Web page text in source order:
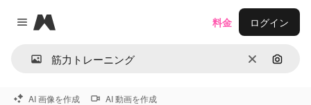
Close menu
Magnific
消去 画像で
料金 ログイン
AI 画像を作成 AI 動画を作成